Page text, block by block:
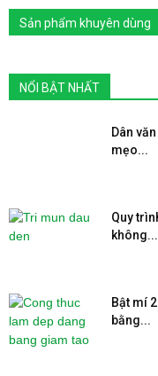
Sản phẩm khuyên dùng
NỔI BẬT NHẤT
Dân
mẹo...
Quy
không...
Bật mí
bằng...